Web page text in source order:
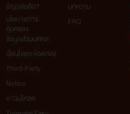
ธัญวลัยคือ?
นโยบายการ
คุ้มครอง
ข้อมูลส่วนบุคคล
เงื่อนไขและข้อตกลง
Third-Party
Notice
ดาวน์โหลด
บทความ
FAQ